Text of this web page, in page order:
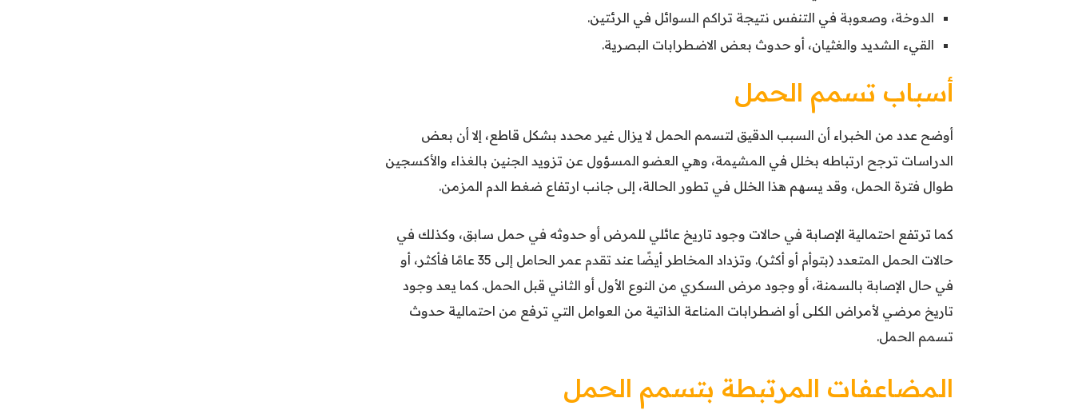
الدوخة، وصعوبة في التنفس نتيجة تراكم السوائل في الرئتين.
القيء الشديد والغثيان، أو حدوث بعض الاضطرابات البصرية.
أسباب تسمم الحمل
أوضح عدد من الخبراء أن السبب الدقيق لتسمم الحمل لا يزال غير محدد بشكل قاطع، إلا أن بعض
الدراسات ترجح ارتباطه بخلل في المشيمة، وهي العضو المسؤول عن تزويد الجنين بالغذاء والأكسجين
طوال فترة الحمل، وقد يسهم هذا الخلل في تطور الحالة، إلى جانب ارتفاع ضغط الدم المزمن.
كما ترتفع احتمالية الإصابة في حالات وجود تاريخ عائلي للمرض أو حدوثه في حمل سابق، وكذلك في
حالات الحمل المتعدد (بتوأم أو أكثر). وتزداد المخاطر أيضًا عند تقدم عمر الحامل إلى 35 عامًا فأكثر، أو
في حال الإصابة بالسمنة، أو وجود مرض السكري من النوع الأول أو الثاني قبل الحمل. كما يعد وجود
تاريخ مرضي لأمراض الكلى أو اضطرابات المناعة الذاتية من العوامل التي ترفع من احتمالية حدوث
تسمم الحمل.
المضاعفات المرتبطة بتسمم الحمل